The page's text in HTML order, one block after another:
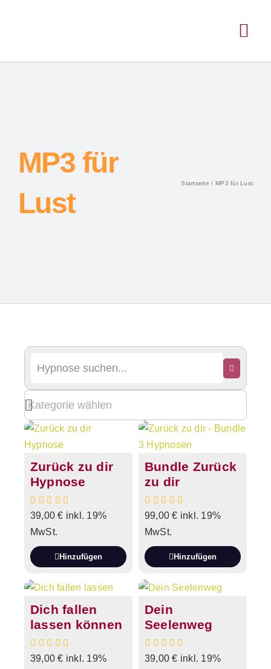
MP3 für
Lust
Startseite MP3 für Lust
Zurück zu dir
Hypnose
39,00€ inkl. 19%
MwSt.
Hinzufügen
Bundle Zurück
zu dir
99,00€ inkl. 19%
MwSt.
Hinzufügen
Dich fallen
lassen können
39,00€ inkl. 19%
Dein
Seelenweg
39,00€ inkl. 19%